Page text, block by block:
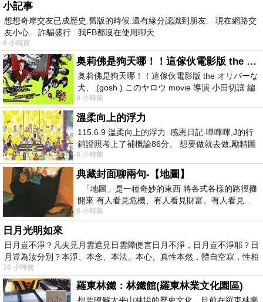
小記事
想想奇摩交友已成歷史.舊版的時候.還有緣分認識到朋友. 現在網路交
友小心. 詐騙盛行 我FB都沒在使用聊天
8 小時前
奥莉佛是狗天哪！！這傢伙電影版 the オリバーな犬、 (gosh ) このヤロウ movie
奥莉佛是狗天哪！！這傢伙電影版 the オリバーな
犬、 (gosh ) このヤロウ movie 導演 小田切讓 編
劇: 小田切讓 主演: 小田切讓
8 小時前
溫柔向上的浮力
115.6.9 溫柔向上的浮力 感恩日記-嗶嗶嗶,J的行
銷證照考上了補概論86分。 想要做就去做,勵精圖
治大成功,也是表法,堅持和努力
8 小時前
典藏封面聊兩句-【地圖】
「地圖」是一種奇妙的東西 將各式各樣的路徑攤
開來 有人看見危機、有人看見財富、有人看見…
從中可以發掘出不同的
8 小時前
日月光明如來
日月豈不淨？凡夫見月雲遮見日雲障便言日月不淨，日月豈不淨耶？日
月豈為汝分別？本淨、本念、本法、本心。真性本然，體自空寂，性相
10 小時前
羅東林鐵：林鐵館(羅東林業文化園區)